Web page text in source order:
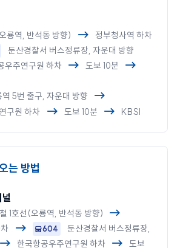
룡역, 반석동 방향) 정부청사역 하차
둔산경찰서 버스정류장, 자운대 방향
우주연구원 하차
도보 10분
역 5번 출구, 자운대 방향
구원 하차
도보 10분 KBSI
는 방법
1호선(오룡역, 반석동 방향)
604
둔산경찰서 버스정류장,
한국항공우주연구원 하차
도보